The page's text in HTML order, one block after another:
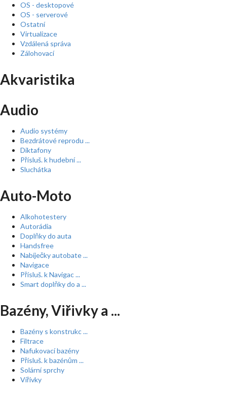
OS - desktopové
OS - serverové
Ostatní
Virtualizace
Vzdálená správa
Zálohovací
Akvaristika
Audio
Audio systémy
Bezdrátové reprodu ...
Diktafony
Přísluš. k hudební ...
Sluchátka
Auto-Moto
Alkohotestery
Autorádia
Doplňky do auta
Handsfree
Nabíječky autobate ...
Navigace
Přísluš. k Navigac ...
Smart doplňky do a ...
Bazény, Viřivky a ...
Bazény s konstrukc ...
Filtrace
Nafukovací bazény
Přísluš. k bazénům ...
Solární sprchy
Vířivky